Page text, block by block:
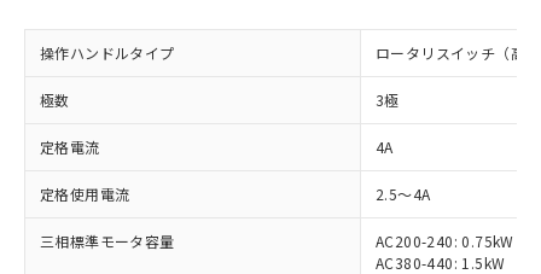
操作ハンドルタイプ ロータリスイッチ（高
極数 3極
定格電流 4A
定格使用電流 2.5～4A
三相標準モータ容量
AC200-240: 0.75kW
AC380-440: 1.5kW